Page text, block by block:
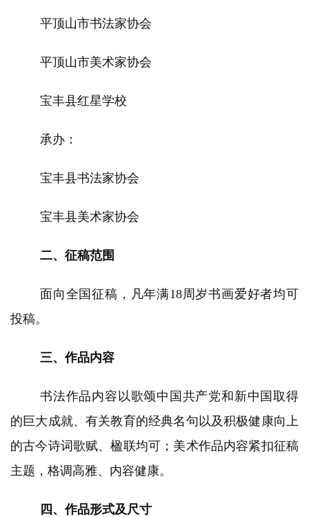
平顶山市书法家协会
平顶山市美术家协会
宝丰县红星学校
承办：
宝丰县书法家协会
宝丰县美术家协会
二、征稿范围
面向全国征稿，凡年满18周岁书画爱好者均可
投稿。
三、作品内容
书法作品内容以歌颂中国共产党和新中国取得
的巨大成就、有关教育的经典名句以及积极健康向上
的古今诗词歌赋、楹联均可；美术作品内容紧扣征稿
主题，格调高雅、内容健康。
四、作品形式及尺寸